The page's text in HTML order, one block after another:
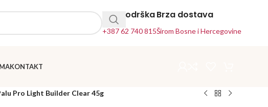
24h Podrška
+387 62 740 815
Brza dostava
Širom Bosne i Hercegovine
KONTAKT
Pro Light Builder Clear 45g